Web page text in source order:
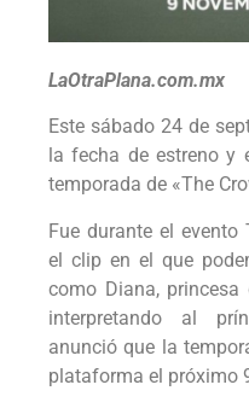
LaOtraPlana.com.mx
Este sábado 24 de
la fecha de estreno y
temporada de «The
Fue durante el evento
el clip en el que
como Diana,
interpretando al
anunció que la
plataforma el próximo